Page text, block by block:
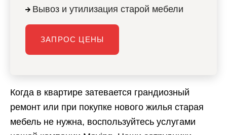
Когда в квартире затевается грандиозный
ремонт или при покупке нового жилья старая
мебель не нужна, воспользуйтесь услугами
Вывоз и утилизация старой мебели
ЗАПРОС ЦЕНЫ